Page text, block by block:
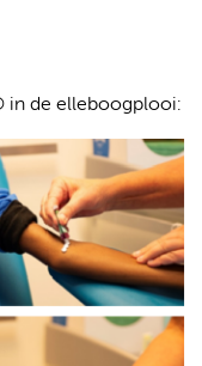
in de elleboogplooi: